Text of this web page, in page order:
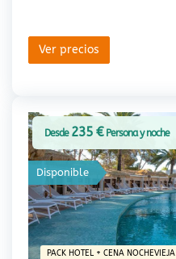
Ver precios
PACK HOTEL + CENA NOCHEVIEJA
Disponible
Desde 235 €Persona y noche